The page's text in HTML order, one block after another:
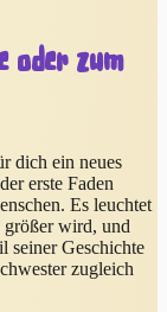
oder zum
dich ein neues
erste Faden
Es leuchtet
größer wird, und
seiner Geschichte
zugleich